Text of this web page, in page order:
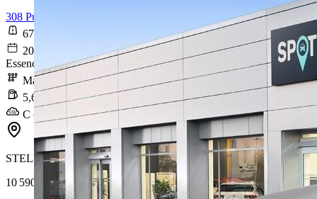
308 PureTech 130ch S&S BVM6 Allure
67 007 km
2020-02-19
Essence sans plomb
Manuelle
5,6 l/100km
C (126 g/km)
STELLANTIS &YOU ENGLOS
10 590 €